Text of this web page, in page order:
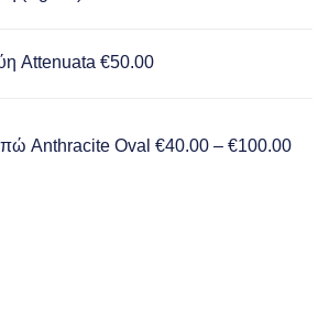
Attenuata €50.00
Anthracite Oval €40.00 – €100.00